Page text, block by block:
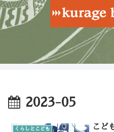
2023-05
くらしとこども
こど